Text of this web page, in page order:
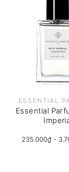
ESSENTIAL
Essential
235.000₫ -